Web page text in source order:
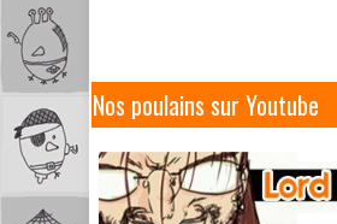
Nos poulains sur Youtube